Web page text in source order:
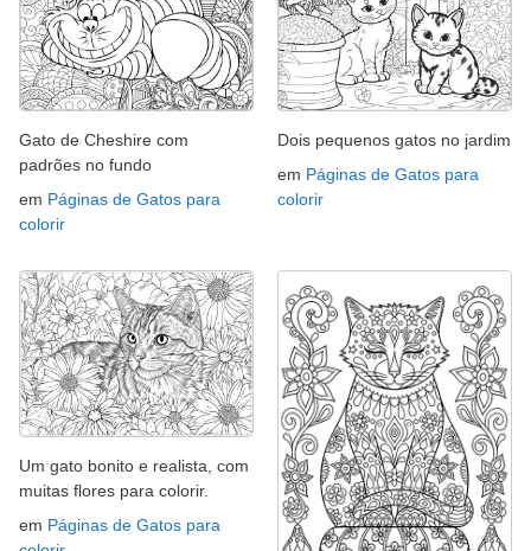
Gato de Cheshire com
padrões no fundo
em Páginas de Gatos para
colorir
Dois pequenos gatos no jardim
em Páginas de Gatos para
colorir
Um gato bonito e realista, com
muitas flores para colorir.
em Páginas de Gatos para